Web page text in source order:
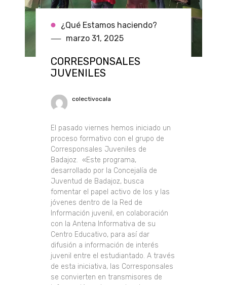
¿Qué Estamos haciendo?
marzo 31, 2025
CORRESPONSALES
JUVENILES
colectivocala
El pasado viernes hemos iniciado un
proceso formativo con el grupo de
Corresponsales Juveniles de
Badajoz. «Este programa,
desarrollado por la Concejalía de
Juventud de Badajoz, busca
fomentar el papel activo de los y las
jóvenes dentro de la Red de
Información juvenil, en colaboración
con la Antena Informativa de su
Centro Educativo, para así dar
difusión a información de interés
juvenil entre el estudiantado. A través
de esta iniciativa, las Corresponsales
se convierten en transmisores de